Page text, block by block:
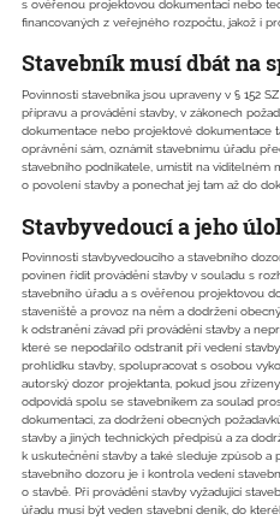
s ověřenou projektovou dokumentací nebo
financovaných z veřejného rozpočtu, jakož i
Stavebník musí dbát na
Povinnosti stavebníka jsou upraveny v § 152
přípravu a provádění stavby, v zákonech
dokumentace nebo projektové dokumentace
oprávnění sám, oznámit stavebnímu úřadu
stavebního podnikatele, umístit na viditelném
o povolení stavby a ponechat jej tam až do
Stavbyvedoucí a jeho
Povinnosti stavbyvedoucího a stavebního
povinen řídit provádění stavby v souladu s
stavebního úřadu a s ověřenou projektovou
staveniště a provoz na něm a dodržení
k odstranění závad při provádění stavby a
které se nepodařilo odstranit při vedení
prohlídku stavby, spolupracovat s osobou
autorský dozor projektanta, pokud jsou
odpovídá spolu se stavebníkem za soulad
dokumentací, za dodržení obecných
stavby a jiných technických předpisů a za
k uskutečnění stavby a také sleduje způsob a
stavebního dozoru je i kontrola vedení
o stavbě. Při provádění stavby vyžadující
úřadu musí být veden stavební deník, do